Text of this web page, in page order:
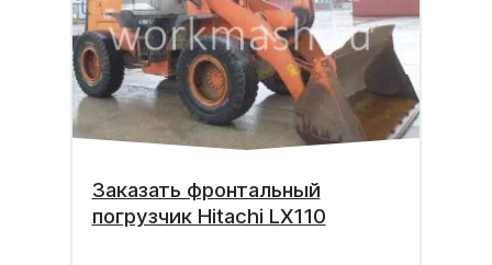
Заказать фронтальный
погрузчик Hitachi LX110